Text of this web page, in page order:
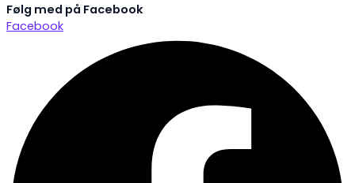
Følg med på Facebook
Facebook